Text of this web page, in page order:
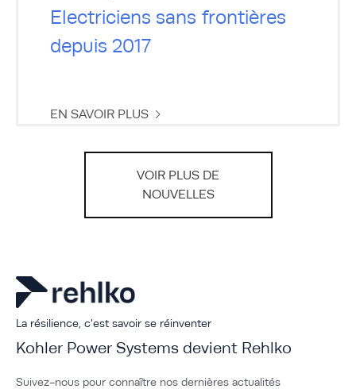
Electriciens sans frontières
depuis 2017
EN SAVOIR PLUS
VOIR PLUS DE
NOUVELLES
La résilience, c'est savoir se réinventer
Kohler Power Systems devient Rehlko
Suivez-nous pour connaître nos dernières actualités